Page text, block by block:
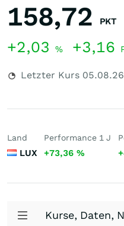
158,72 PKT
+2,03 % +3,16
Letzter Kurs 05.08.26
Land
LUX
Performance 1 J
+73,36%
Kurse, Daten,